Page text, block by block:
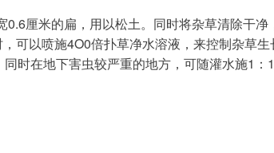
厘米的扁，用以松土。同时将杂草清除干净
可以喷施4O0倍扑草净水溶液，来控制杂草
时在地下害虫较严重的地方，可随灌水施1：1